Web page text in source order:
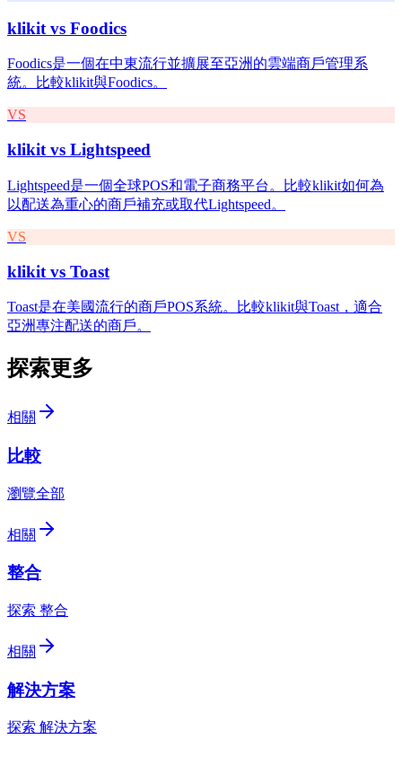
klikit vs Foodics
Foodics是一個在中東流行並擴展至亞洲的雲端商戶管理系
統。比較klikit與Foodics。
VS
klikit vs Lightspeed
Lightspeed是一個全球POS和電子商務平台。比較klikit如何為
以配送為重心的商戶補充或取代Lightspeed。
VS
klikit vs Toast
Toast是在美國流行的商戶POS系統。比較klikit與Toast，適合
亞洲專注配送的商戶。
探索更多
相關
比較
瀏覽全部
相關
整合
探索 整合
相關
解決方案
探索 解決方案